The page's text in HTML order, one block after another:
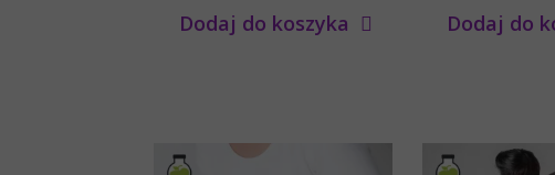
Dodaj do koszyka Dodaj do